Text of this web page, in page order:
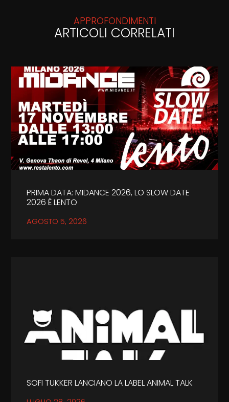
APPROFONDIMENTI
ARTICOLI CORRELATI
PRIMA DATA: MIDANCE 2026, LO SLOW DATE
2026 È LENTO
AGOSTO 5, 2026
SOFI TUKKER LANCIANO LA LABEL ANIMAL TALK